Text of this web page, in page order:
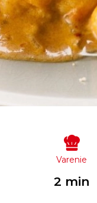
Varenie
2 min